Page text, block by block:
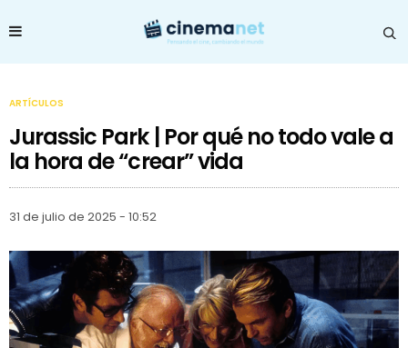
ARTÍCULOS
Jurassic Park | Por qué no todo vale a
la hora de “crear” vida
31 de julio de 2025 - 10:52